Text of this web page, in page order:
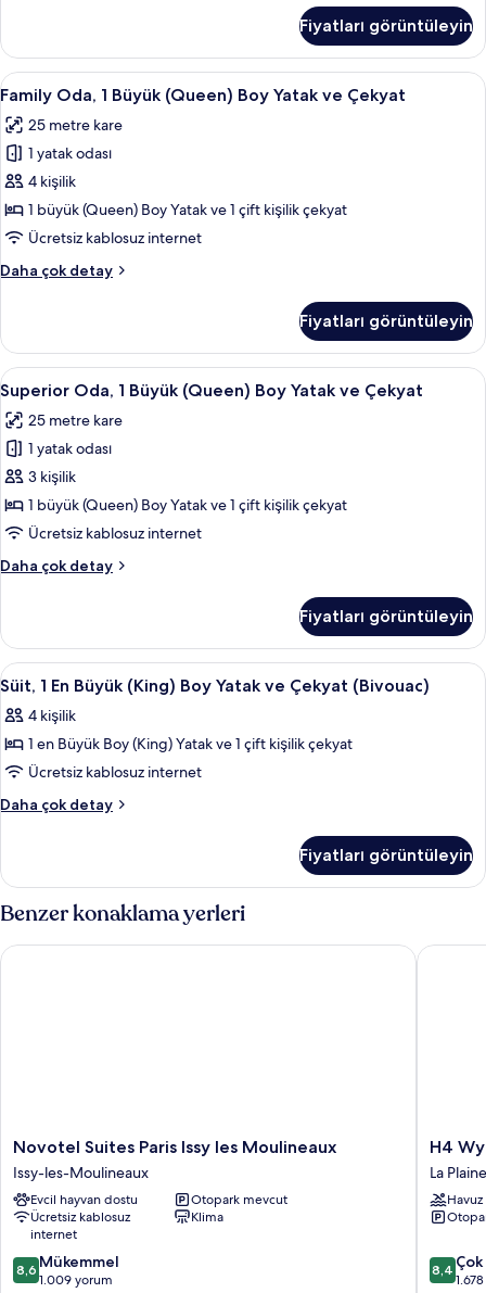
fotoğrafları
görün
(Queen)
Boy
Yatak
Çekyat
hakkında
fazla
detay
Fiyatları görüntüleyin
Family
Oda,
1
Büyük
(Queen)
Boy
Yatak
Çekyat
fotoğrafları
görün
Family Oda, 1 Büyük (Queen) Boy
7
Family Oda, 1 Büyük (Queen) Boy Yatak ve Çekyat
25 metre kare
1 yatak odası
4 kişilik
1 büyük (Queen) Boy Yatak ve 1 çift kişilik çekyat
Ücretsiz kablosuz internet
Daha çok detay
Family
(Queen)
Boy
Yatak
Çekyat
hakkında
fazla
detay
Fiyatları görüntüleyin
Superior
Oda,
1
Büyük
(Queen)
Boy
Yatak
Çekyat
fotoğrafları
görün
Superior Oda, 1 Büyük (Queen) Boy
7
Superior Oda, 1 Büyük (Queen) Boy Yatak ve Çekyat
25 metre kare
1 yatak odası
3 kişilik
1 büyük (Queen) Boy Yatak ve 1 çift kişilik çekyat
Ücretsiz kablosuz internet
Daha çok detay
Superior
(Queen)
Boy
Yatak
Çekyat
hakkında
fazla
detay
Fiyatları görüntüleyin
Süit,
1
En
Büyük
(King)
Boy
Çekyat
(Bivouac)
için
tüm
Süit, 1 En Büyük (King) Boy Yatak
7
Süit, 1 En Büyük (King) Boy Yatak ve Çekyat (Bivouac)
4 kişilik
1 en Büyük Boy (King) Yatak ve 1 çift kişilik çekyat
Ücretsiz kablosuz internet
Daha çok detay
Süit,
(King)
Yatak
Çekyat
Fiyatları görüntüleyin
Benzer konaklama yerleri
Novotel
Suites
Paris
Issy
les
Moulineaux
Issy-
les-
Novotel Suites Paris Issy les Moulineaux
Issy-les-Moulineaux
Evcil hayvan dostu
Otopark mevcut
Ücretsiz kablosuz
internet
Klima
10
üzerinden
8,6 Mükemmel
1.009 yorum
Novotel Suites Paris Issy les Moulineaux
H4
Paris
Pleyel
La
Saint-
Denis
H4
La
Havuz
10
8,4
H4